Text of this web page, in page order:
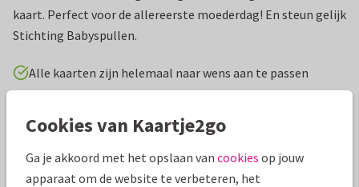
kaart. Perfect voor de allereerste moederdag! En steun gelijk
Stichting Babyspullen.
Alle kaarten zijn helemaal naar wens aan te passen
Moederdag kaarten Stichting Babyspullen
Specificaties bij deze kaart
Cookies van Kaartje2go
Ga je akkoord met het opslaan van cookies op jouw
apparaat om de website te verbeteren, het